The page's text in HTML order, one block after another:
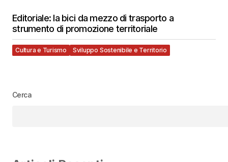
Editoriale: la bici da mezzo di trasporto a
strumento di promozione territoriale
Cultura e Turismo Sviluppo Sostenibile e Territorio
Cerca